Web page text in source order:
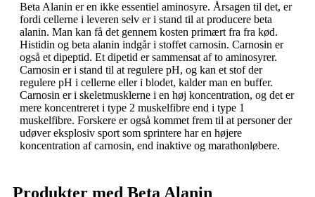
Beta Alanin er en ikke essentiel aminosyre. Årsagen til det, er
fordi cellerne i leveren selv er i stand til at producere beta
alanin. Man kan få det gennem kosten primært fra fra kød.
Histidin og beta alanin indgår i stoffet carnosin. Carnosin er
også et dipeptid. Et dipetid er sammensat af to aminosyrer.
Carnosin er i stand til at regulere pH, og kan et stof der
regulere pH i cellerne eller i blodet, kalder man en buffer.
Carnosin er i skeletmusklerne i en høj koncentration, og det er
mere koncentreret i type 2 muskelfibre end i type 1
muskelfibre. Forskere er også kommet frem til at personer der
udøver eksplosiv sport som sprintere har en højere
koncentration af carnosin, end inaktive og marathonløbere.
Produkter med Beta Alanin